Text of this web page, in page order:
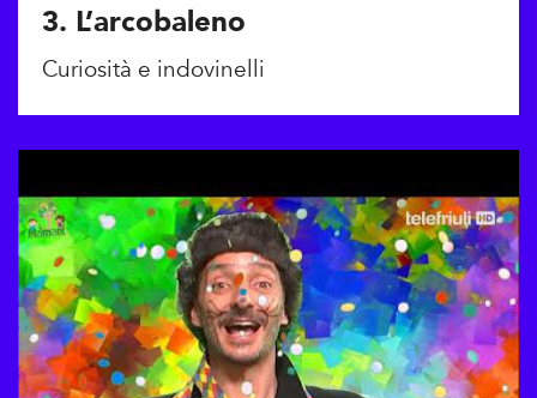
3. L’arcobaleno
Curiosità e indovinelli